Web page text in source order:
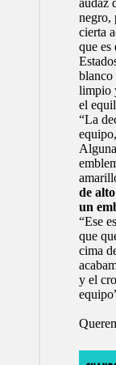
audaz
negro,
cierta
que es
blanco
limpio
el
“La
de
un
“Ese
que
cima
y el